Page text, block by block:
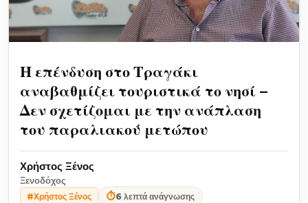
Η επένδυση στο Τραγάκι
αναβαθμίζει τουριστικά το νησί –
Δεν σχετίζομαι με την ανάπλαση
του παραλιακού μετώπου
Χρήστος Ξένος
Ξενοδόχος
#Χρήστος Ξένος ⏱6 λεπτά ανάγνωσης